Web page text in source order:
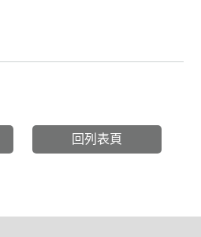
回列表頁